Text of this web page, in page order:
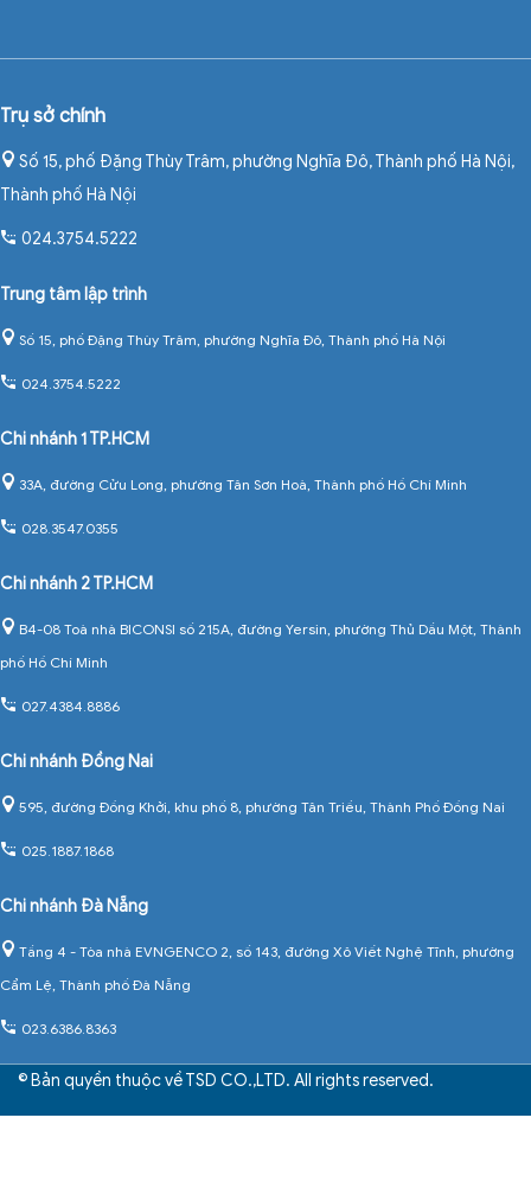
Trụ sở chính
Số 15, phố Đặng Thùy Trâm, phường Nghĩa Đô, Thành phố Hà Nội,
Thành phố Hà Nội
024.3754.5222
Trung tâm lập trình
Số 15, phố Đặng Thùy Trâm, phường Nghĩa Đô, Thành phố Hà Nội
024.3754.5222
Chi nhánh 1 TP.HCM
33A, đường Cửu Long, phường Tân Sơn Hoà, Thành phố Hồ Chí Minh
028.3547.0355
Chi nhánh 2 TP.HCM
B4-08 Toà nhà BICONSI số 215A, đường Yersin, phường Thủ Dầu Một, Thành
phố Hồ Chí Minh
027.4384.8886
Chi nhánh Đồng Nai
595, đường Đồng Khởi, khu phố 8, phường Tân Triều, Thành Phố Đồng Nai
025.1887.1868
Chi nhánh Đà Nẵng
Tầng 4 - Tòa nhà EVNGENCO 2, số 143, đường Xô Viết Nghệ Tĩnh, phường
Cẩm Lệ, Thành phố Đà Nẵng
023.6386.8363
© Bản quyền thuộc về TSD CO.,LTD. All rights reserved.